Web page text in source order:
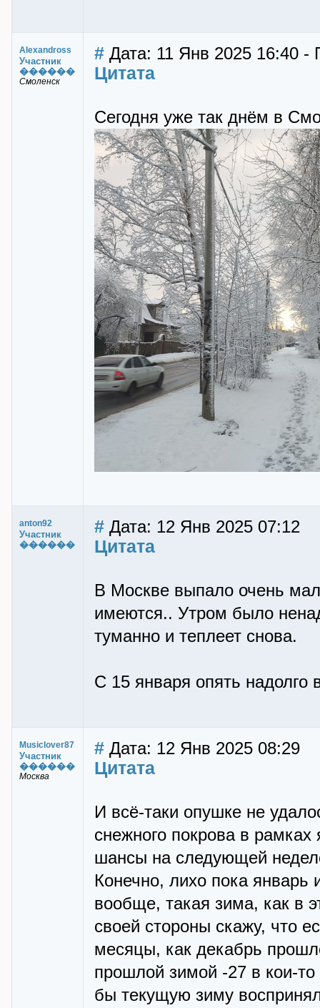
Alexandross
Участник
������
Смоленск
# Дата: 11 Янв 2025 16:40 -
Цитата
Сегодня уже так днём в
anton92
Участник
������
# Дата: 12 Янв 2025 07:12
Цитата
В Москве выпало очень
имеются.. Утром было
туманно и теплеет снова.
С 15 января опять надолго
Musiclover87
Участник
������
Москва
# Дата: 12 Янв 2025 08:29
Цитата
И всё-таки опушке не
снежного покрова в
шансы на следующей
Конечно, лихо пока
вообще, такая зима, как в
своей стороны скажу, что
месяцы, как декабрь
прошлой зимой -27 в кои-
бы текущую зиму